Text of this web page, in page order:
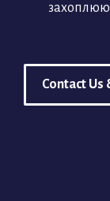
Contact Us